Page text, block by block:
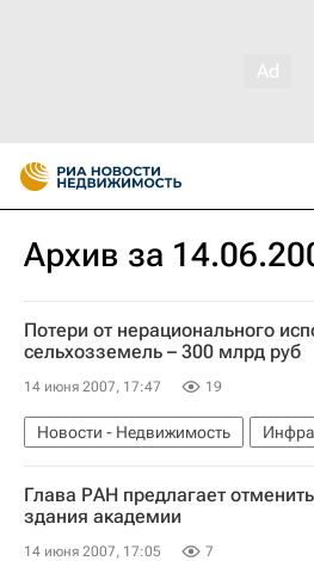
Архив за
Потери от нерационального
сельхозземель – 300 млрд руб
14 июня 2007, 17:47 19
Новости - Недвижимость
Глава РАН предлагает
здания академии
14 июня 2007, 17:05 7